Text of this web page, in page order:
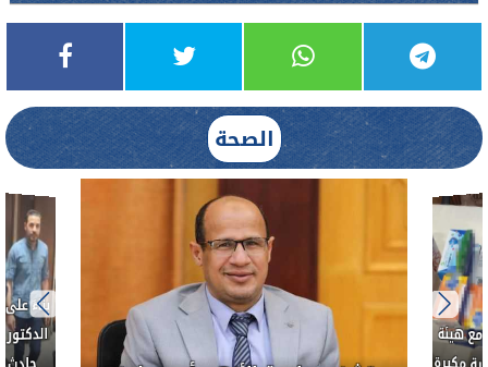
الصحة
العلاج الحر بمنفلوط بالتعاون مع هيئة